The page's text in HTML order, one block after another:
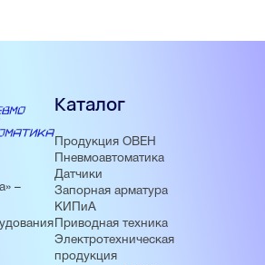
–
Каталог
Продукция ОВЕН
Пневмоавтоматика
Датчики
Запорная арматура
КИПиА
Приводная техника
Электротехническая
продукция